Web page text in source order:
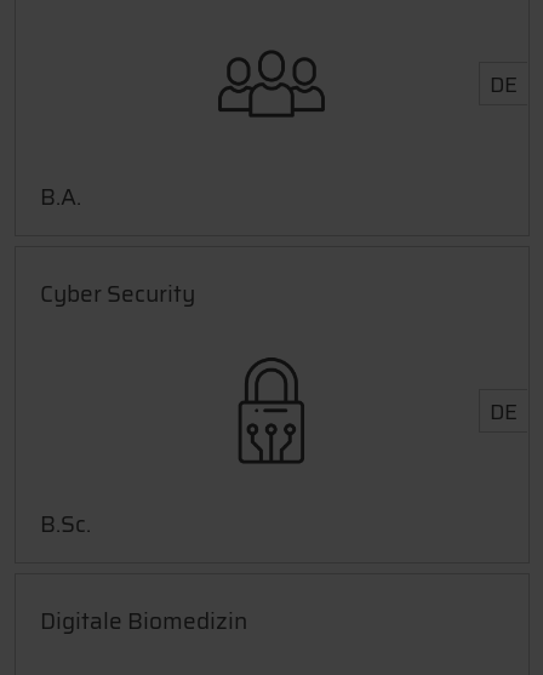
DE
B.A.
Cyber Security
DE
B.Sc.
Digitale Biomedizin